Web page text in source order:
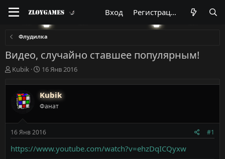
Вход Регистрация
Флудилка
Видео, случайно ставшее популярным!
А
т
е
м
ы
Kubik
Д
т
а
н
ч
а
л
а
16 Янв 2016
Kubik
Фанат
16 Янв 2016 #1
https://www.youtube.com/watch?v=ehzDqICQyxw